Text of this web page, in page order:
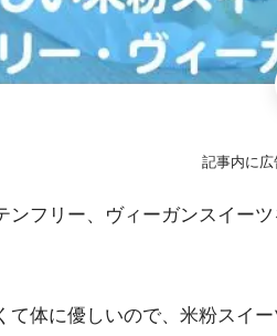
記事内に広
フリー、ヴィーガンスイー
体に優しいので、米粉スイ